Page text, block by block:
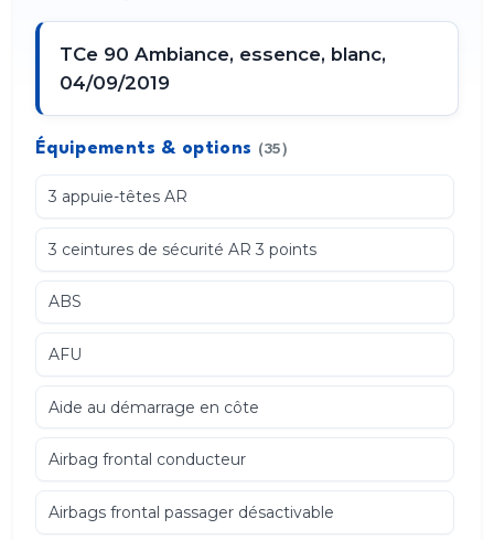
TCe 90 Ambiance, essence, blanc,
04/09/2019
Équipements & options (35)
3 appuie-têtes AR
3 ceintures de sécurité AR 3 points
ABS
AFU
Aide au démarrage en côte
Airbag frontal conducteur
Airbags frontal passager désactivable